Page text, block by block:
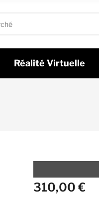
Réalité Virtuelle
310,00€